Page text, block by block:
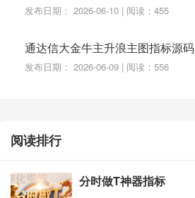
发布日期： 2026-06-10 | 阅读：455
通达信大金牛主升浪主图指标源码
发布日期： 2026-06-09 | 阅读：556
阅读排行
分时做T神器指标